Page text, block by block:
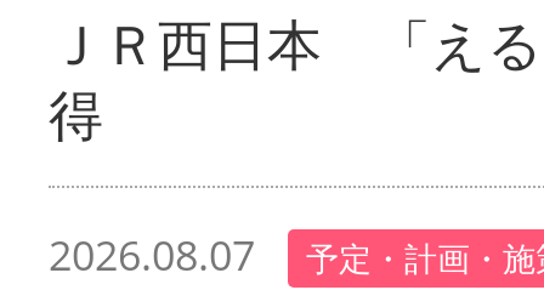
ＪＲ西日本 「え
得
2026.08.07 予定・計画・